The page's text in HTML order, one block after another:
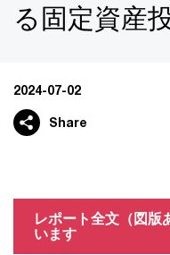
る固定資産
2024-07-02
Share
レポート全文（図版
います